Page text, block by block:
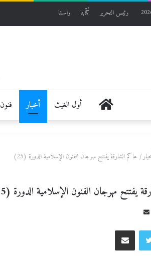
رئيس التحرير كُتّابنا راسلنا
الرئيسيةأول الغيث أخبار فنون
/حاكم الشارقة يفتتح مهرجان الفنون الإسلامية الدورة (25)
يفتتح مهرجان الفنون الإسلامية الدورة (25)
ل